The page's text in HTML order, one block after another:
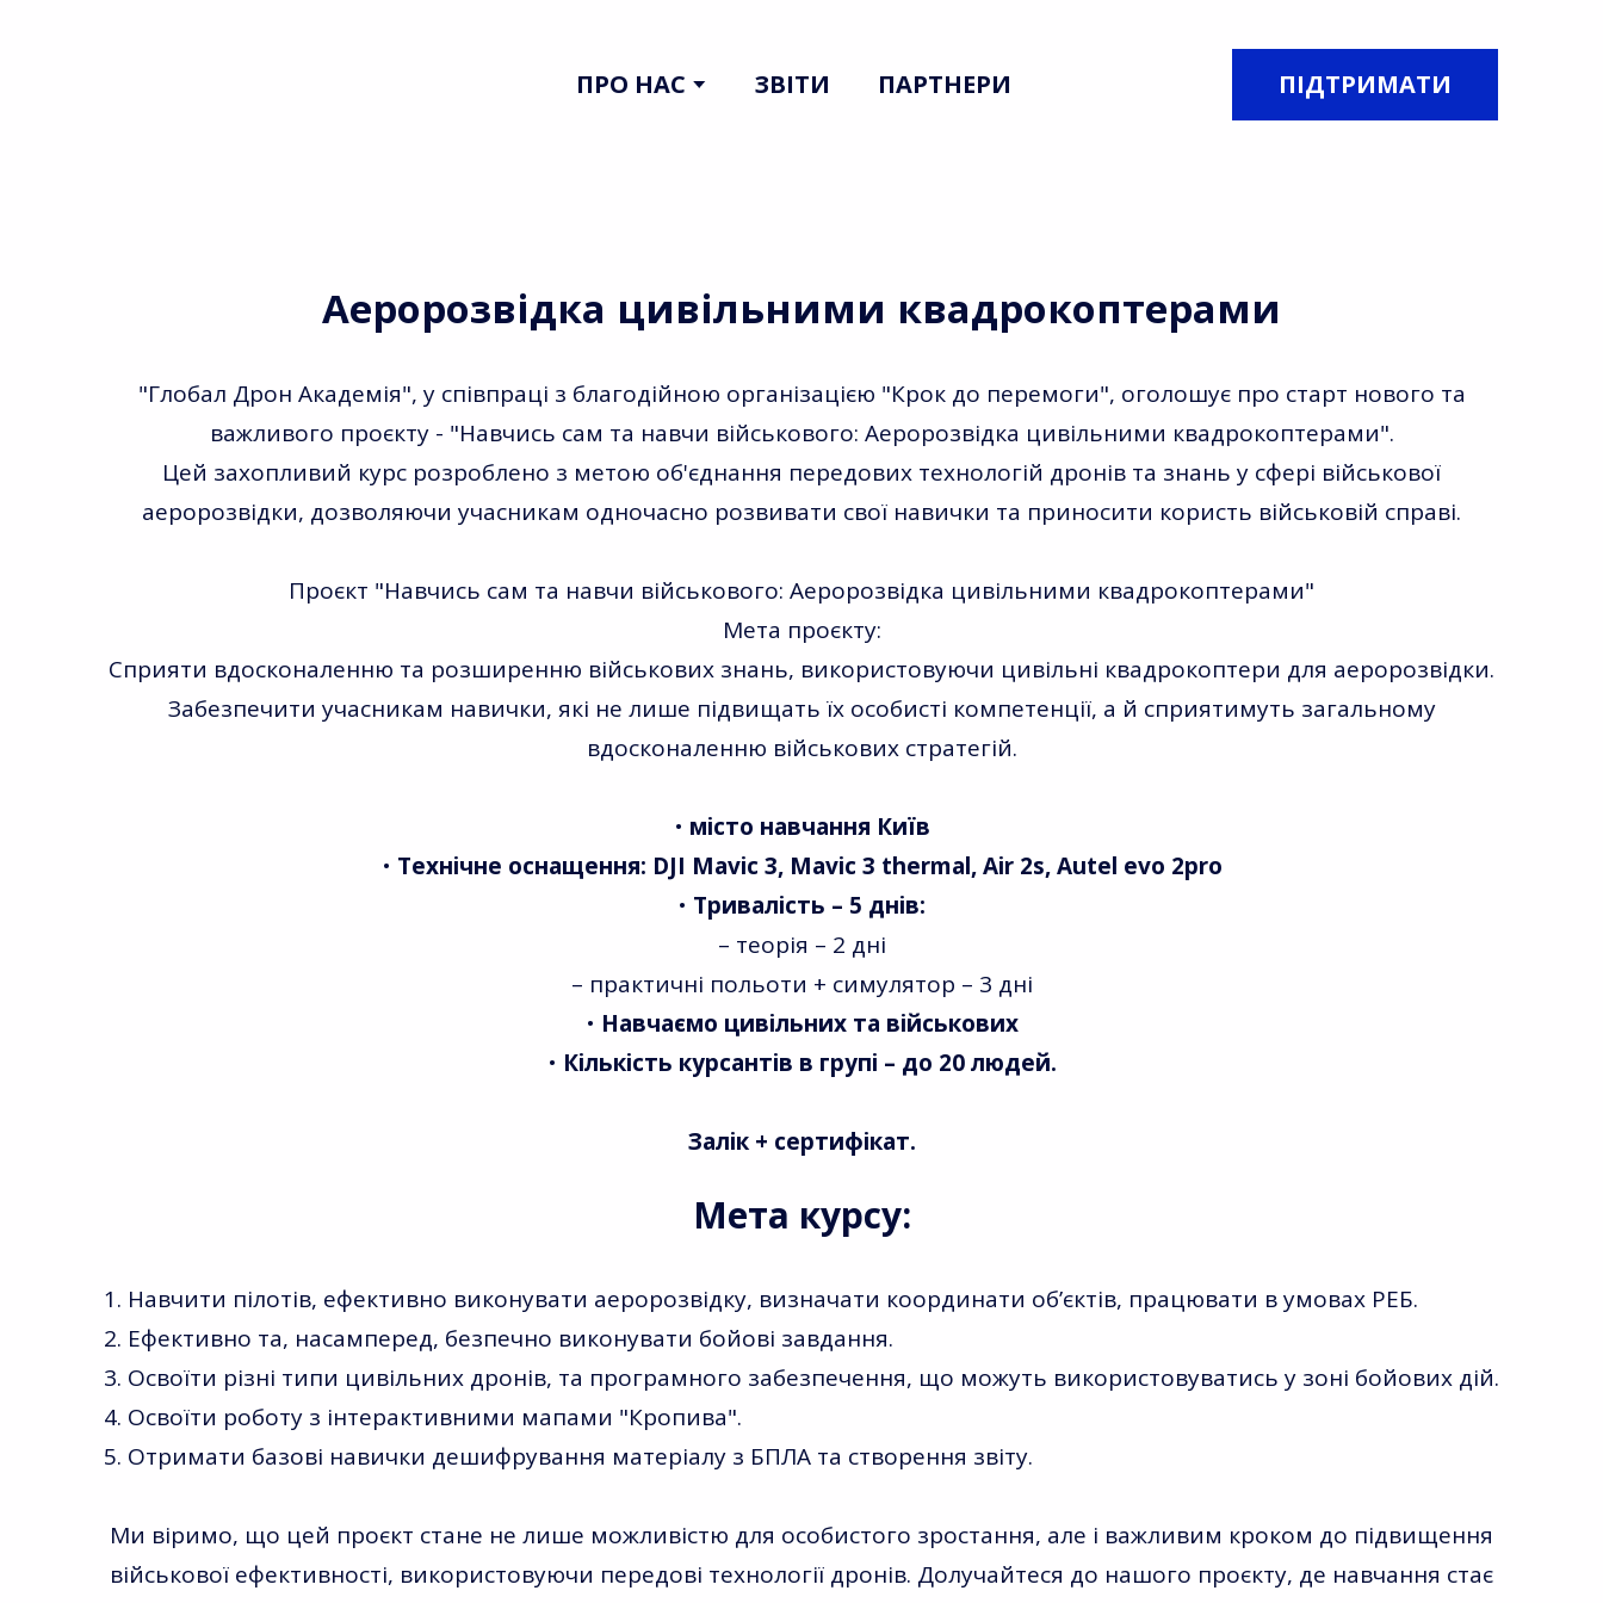
ПРО НАС ЗВІТИ ПАРТНЕРИ ПІДТРИМАТИ
Аеророзвідка цивільними квадрокоптерами
"Глобал Дрон Академія", у співпраці з благодійною організацією "Крок до перемоги", оголошує про старт нового та
важливого проєкту - "Навчись сам та навчи військового: Аеророзвідка цивільними квадрокоптерами".
Цей захопливий курс розроблено з метою об'єднання передових технологій дронів та знань у сфері військової
аеророзвідки, дозволяючи учасникам одночасно розвивати свої навички та приносити користь військовій справі.
Проєкт "Навчись сам та навчи військового: Аеророзвідка цивільними квадрокоптерами"
Мета проєкту:
Сприяти вдосконаленню та розширенню військових знань, використовуючи цивільні квадрокоптери для аеророзвідки.
Забезпечити учасникам навички, які не лише підвищать їх особисті компетенції, а й сприятимуть загальному
вдосконаленню військових стратегій.
• місто навчання Київ
​• Технічне оснащення: DJI Mavic 3, Mavic 3 thermal, Air 2s, Autel evo 2pro
• Тривалість – 5 днів:
– теорія – 2 дні
– практичні польоти + симулятор – 3 дні
• Навчаємо цивільних та військових
• Кількість курсантів в групі – до 20 людей.
Залік + сертифікат.
Мета курсу:
1. Навчити пілотів, ефективно виконувати аеророзвідку, визначати координати об’єктів, працювати в умовах РЕБ.
2. Ефективно та, насамперед, безпечно виконувати бойові завдання.
3. Освоїти різні типи цивільних дронів, та програмного забезпечення, що можуть використовуватись у зоні бойових дій.
4. Освоїти роботу з інтерактивними мапами "Кропива".
5. Отримати базові навички дешифрування матеріалу з БПЛА та створення звіту.
Ми віримо, що цей проєкт стане не лише можливістю для особистого зростання, але і важливим кроком до підвищення
військової ефективності, використовуючи передові технології дронів. Долучайтеся до нашого проєкту, де навчання стає